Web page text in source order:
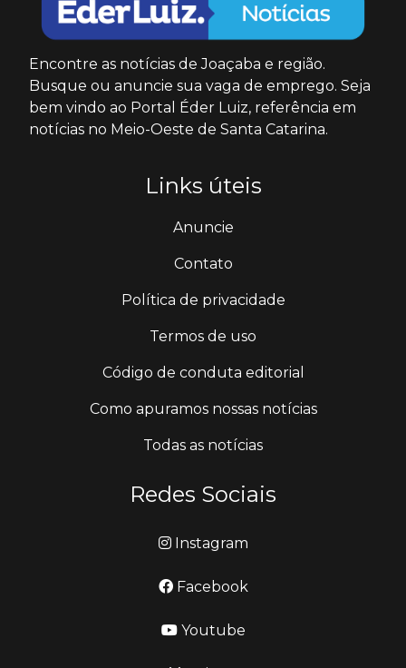
Encontre as notícias de Joaçaba e região.
Busque ou anuncie sua vaga de emprego. Seja
bem vindo ao Portal Éder Luiz, referência em
notícias no Meio-Oeste de Santa Catarina.
Links úteis
Anuncie
Contato
Política de privacidade
Termos de uso
Código de conduta editorial
Como apuramos nossas notícias
Todas as notícias
Redes Sociais
Instagram
Facebook
Youtube